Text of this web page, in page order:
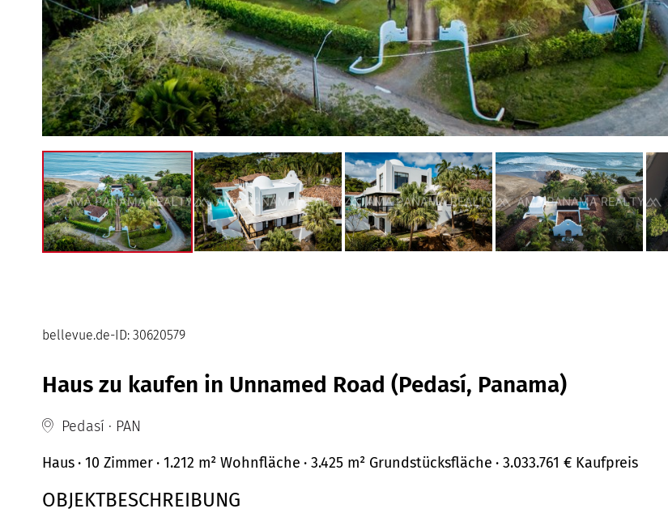
bellevue.de-ID: 30620579
Haus zu kaufen in Unnamed Road (Pedasí, Panama)
Pedasí · PAN
Haus · 10 Zimmer · 1.212 m² Wohnfläche · 3.425 m² Grundstücksfläche · 3.033.761 € Kaufpreis
OBJEKTBESCHREIBUNG